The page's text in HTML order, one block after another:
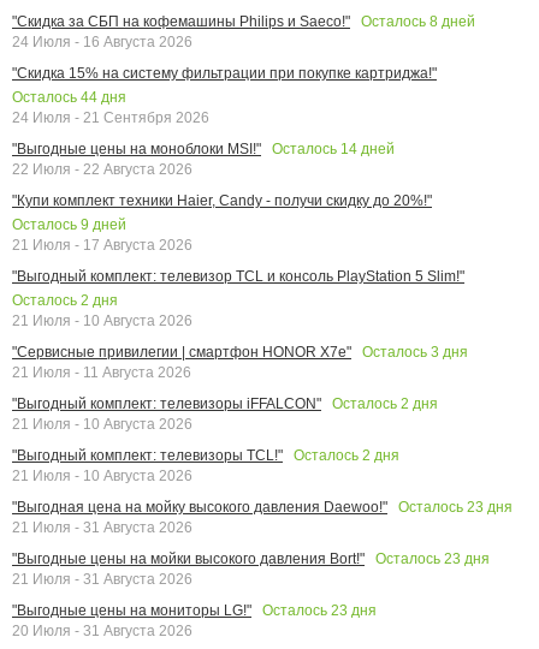
"Скидка за СБП на кофемашины Philips и Saeco!"
Осталось 8 дней
24 Июля - 16 Августа 2026
"Скидка 15% на систему фильтрации при покупке картриджа!"
Осталось 44 дня
24 Июля - 21 Сентября 2026
"Выгодные цены на моноблоки MSI!"
Осталось 14 дней
22 Июля - 22 Августа 2026
"Купи комплект техники Haier, Candy - получи скидку до 20%!"
Осталось 9 дней
21 Июля - 17 Августа 2026
"Выгодный комплект: телевизор TCL и консоль PlayStation 5 Slim!"
Осталось 2 дня
21 Июля - 10 Августа 2026
"Сервисные привилегии | смартфон HONOR X7e"
Осталось 3 дня
21 Июля - 11 Августа 2026
"Выгодный комплект: телевизоры iFFALCON"
Осталось 2 дня
21 Июля - 10 Августа 2026
"Выгодный комплект: телевизоры TCL!"
Осталось 2 дня
21 Июля - 10 Августа 2026
"Выгодная цена на мойку высокого давления Daewoo!"
Осталось 23 дня
21 Июля - 31 Августа 2026
"Выгодные цены на мойки высокого давления Bort!"
Осталось 23 дня
21 Июля - 31 Августа 2026
"Выгодные цены на мониторы LG!"
Осталось 23 дня
20 Июля - 31 Августа 2026